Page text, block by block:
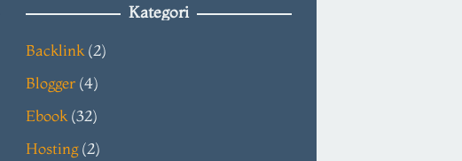
Kategori
Backlink(2)
Blogger (4)
Ebook(32)
Hosting(2)